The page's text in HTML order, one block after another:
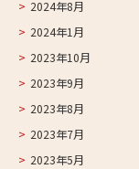
2024年8月
2024年1月
2023年10月
2023年9月
2023年8月
2023年7月
2023年5月